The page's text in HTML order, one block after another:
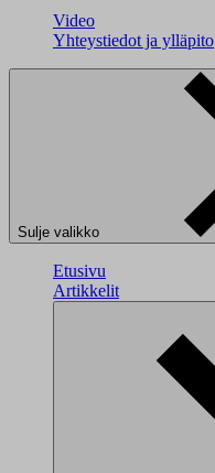
Video
Yhteystiedot ja ylläpito
Sulje valikko
Etusivu
Artikkelit